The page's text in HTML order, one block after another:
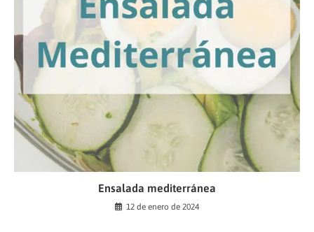
Ensalada mediterránea
12 de enero de 2024